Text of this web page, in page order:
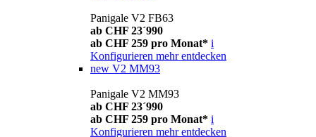
Panigale V2 FB63
ab CHF 23´990
ab CHF 259 pro Monat* i
Konfigurieren mehr entdecken
new V2 MM93
Panigale V2 MM93
ab CHF 23´990
ab CHF 259 pro Monat* i
Konfigurieren mehr entdecken